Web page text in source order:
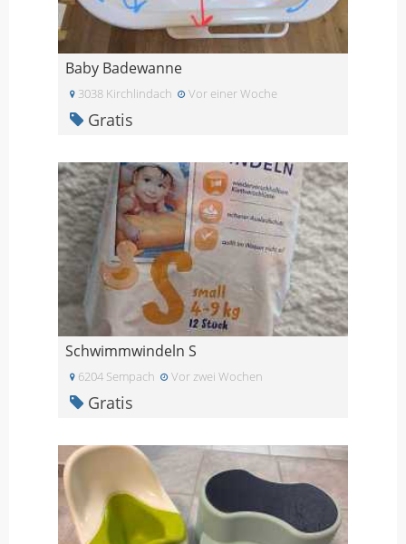
Baby Badewanne
3038 Kirchlindach Vor einer Woche
Gratis
Schwimmwindeln S
6204 Sempach Vor zwei Wochen
Gratis